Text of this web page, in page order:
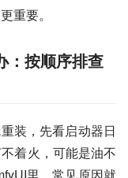
重要。
：按顺序排查
装，先看启动器日
着火，可能是油不
里，常见原因就